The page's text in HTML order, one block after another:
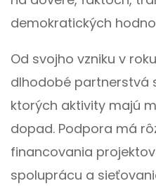
demokratických
Od svojho vzniku v
dlhodobé partnerstvá
ktorých aktivity majú
dopad. Podpora má
financovania
spoluprácu a